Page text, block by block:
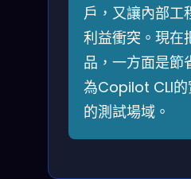
戶，又讓內部工
利益衝突。現在
品，一方面是節
為Copilot CLI的
的測試場域。